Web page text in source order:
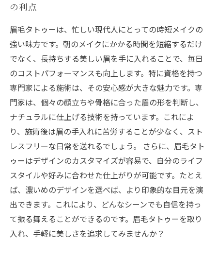
の利点
眉毛タトゥーは、忙しい現代人にとっての時短メイクの
強い味方です。朝のメイクにかかる時間を短縮するだけ
でなく、長持ちする美しい眉を手に入れることで、毎日
のコストパフォーマンスも向上します。特に資格を持つ
専門家による施術は、その安心感が大きな魅力です。専
門家は、個々の顔立ちや骨格に合った眉の形を判断し、
ナチュラルに仕上げる技術を持っています。これによ
り、施術後は眉の手入れに苦労することが少なく、スト
レスフリーな日常を送れるでしょう。 さらに、眉毛タト
ゥーはデザインのカスタマイズが容易で、自分のライフ
スタイルや好みに合わせた仕上がりが可能です。たとえ
ば、濃いめのデザインを選べば、より印象的な目元を演
出できます。これにより、どんなシーンでも自信を持っ
て振る舞えることができるのです。眉毛タトゥーを取り
入れ、手軽に美しさを追求してみませんか？